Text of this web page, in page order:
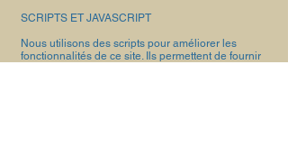
SCRIPTS ET JAVASCRIPT
Nous utilisons des scripts pour améliorer les
fonctionnalités de ce site. Ils permettent de fournir